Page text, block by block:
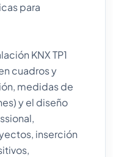
para
KNX TP1
cuadros y
medidas de
y el diseño
inserción